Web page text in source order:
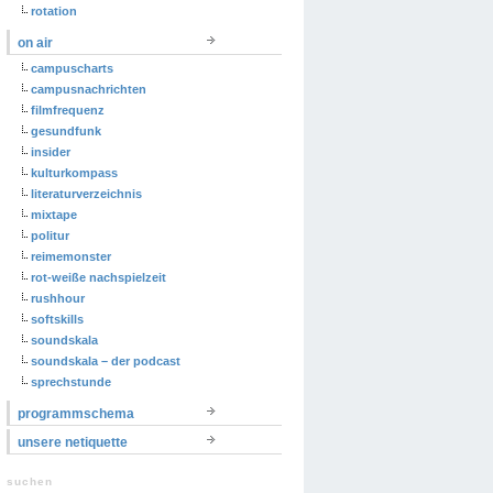
rotation
on air
campuscharts
campusnachrichten
filmfrequenz
gesundfunk
insider
kulturkompass
literaturverzeichnis
mixtape
politur
reimemonster
rot-weiße nachspielzeit
rushhour
softskills
soundskala
soundskala – der podcast
sprechstunde
programmschema
unsere netiquette
suchen